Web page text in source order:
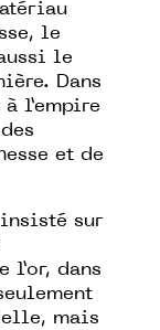
le
le
Dans
l’empire
et de
insisté sur
dans
mais